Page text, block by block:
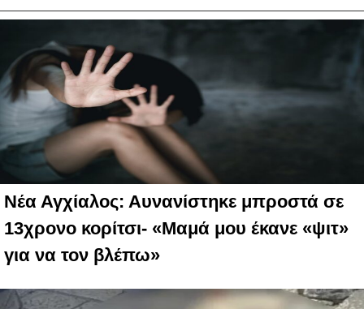
Νέα Αγχίαλος: Αυνανίστηκε μπροστά σε
13χρονο κορίτσι- «Μαμά μου έκανε «ψιτ»
για να τον βλέπω»